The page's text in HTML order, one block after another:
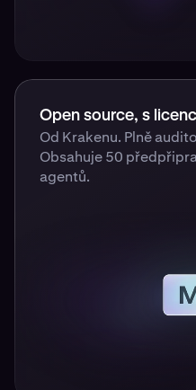
Open source, s
Od Krakenu. Plně
Obsahuje 50
agentů.